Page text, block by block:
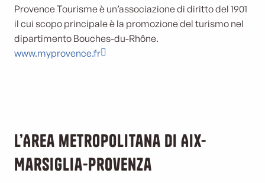
Provence Tourisme è un’associazione di diritto del 1901
il cui scopo principale è la promozione del turismo nel
dipartimento Bouches-du-Rhône.
www.myprovence.fr
L’Area metropolitana di Aix-
Marsiglia-Provenza